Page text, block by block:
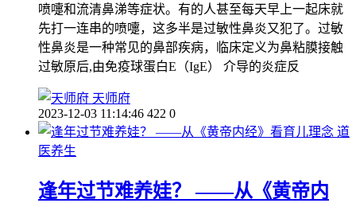
喷嚏和流清鼻涕等症状。有的人甚至每天早上一起床就
先打一连串的喷嚏，这多半是过敏性鼻炎又犯了。过敏
性鼻炎是一种常见的鼻部疾病，临床定义为鼻粘膜接触
过敏原后,由免疫球蛋白E（IgE） 介导的炎症反
天师府
2023-12-03 11:14:46 422 0
道
医养生
逢年过节难养娃？ ——从《黄帝内